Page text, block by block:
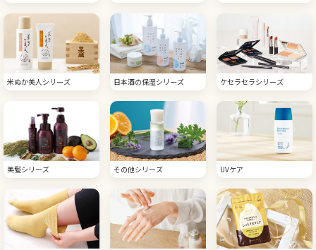
米ぬか美人シリーズ 日本酒の保湿シリーズ ケセラセラシリーズ
美髪シリーズ その他シリーズ UVケア